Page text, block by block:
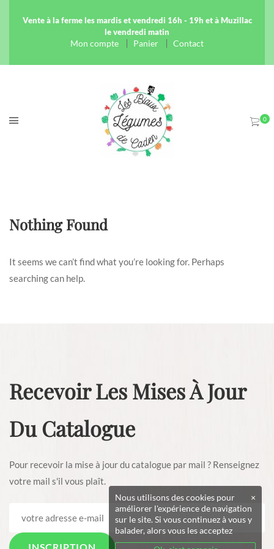
Vente à la ferme les mardis et vendredi 16h - 19h et à Muzillac
le vendredi matin
Mon compte Panier Contact
Nothing Found
It seems we can’t find what you’re looking for. Perhaps
searching can help.
Recevoir Les Mises À Jour
Du Catalogue
Pour recevoir la mise à jour du catalogue par mail ? Renseignez
votre mail s'il vous plaît.
×
Nous utilisons des cookies pour
améliorer l'expérience de navigation
sur le site. Si vous continuez à vous y
balader, alors vous les acceptez